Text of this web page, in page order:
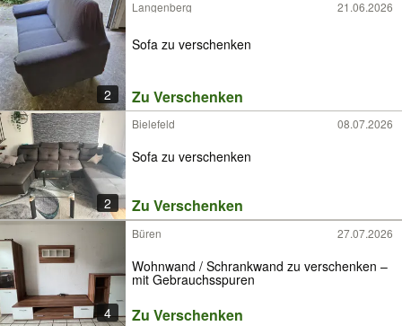
2
Langenberg 21.06.2026
Sofa zu verschenken
Zu Verschenken
2
Bielefeld 08.07.2026
Sofa zu verschenken
Zu Verschenken
4
Büren 27.07.2026
Wohnwand / Schrankwand zu verschenken –
mit Gebrauchsspuren
Zu Verschenken